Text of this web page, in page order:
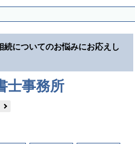
続についてのお悩みにお応えし
士事務所